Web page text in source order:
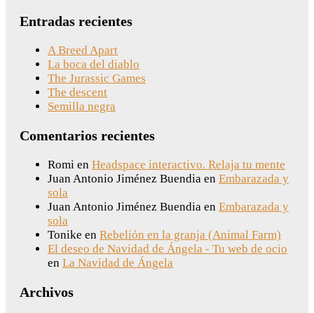
Entradas recientes
A Breed Apart
La boca del diablo
The Jurassic Games
The descent
Semilla negra
Comentarios recientes
Romi en Headspace interactivo. Relaja tu mente
Juan Antonio Jiménez Buendia en Embarazada y
sola
Juan Antonio Jiménez Buendia en Embarazada y
sola
Tonike en Rebelión en la granja (Animal Farm)
El deseo de Navidad de Ángela - Tu web de ocio
en La Navidad de Ángela
Archivos